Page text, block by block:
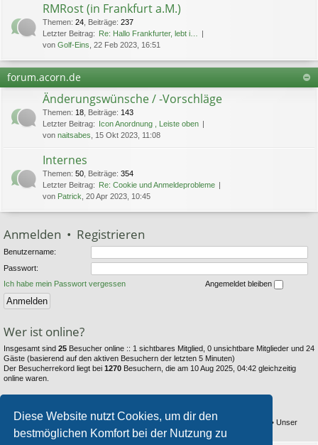
Diese Website nutzt Cookies, um dir den
bestmöglichen Komfort bei der Nutzung zu
RMRost (in Frankfurt a.M.)
Themen: 24 Beiträge: 237
Letzter Beitrag: Re: Hallo Frankfurter, lebt i…
von Golf-Eins , 22 Feb 2023, 16:51
forum.acorn.de
Änderungswünsche / -Vorschläge
Themen: 18 Beiträge: 143
Letzter Beitrag: Icon Anordnung , Leiste oben
von naitsabes , 15 Okt 2023, 11:08
Internes
Themen: 50 Beiträge: 354
Letzter Beitrag: Re: Cookie und Anmeldeprobleme
von Patrick , 20 Apr 2023, 10:45
Anmelden • Registrieren
Benutzername:
Passwort:
Ich habe mein Passwort vergessen
Angemeldet bleiben
Wer ist online?
Insgesamt sind 25 Besucher online :: 1 sichtbares Mitglied, 0 unsichtbare Mitglieder und 24
Gäste (basierend auf den aktiven Besuchern der letzten 5 Minuten)
Der Besucherrekord liegt bei 1270 Besuchern, die am 10 Aug 2025, 04:42 gleichzeitig
online waren.
Beiträge insgesamt6353 • Themen insgesamt 794• Mitglieder insgesamt
• Unser
neuestes Mitglied:Thestray